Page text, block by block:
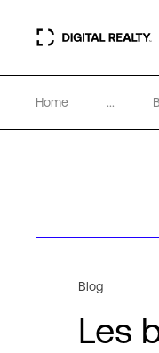
Home ...
Blog
Les